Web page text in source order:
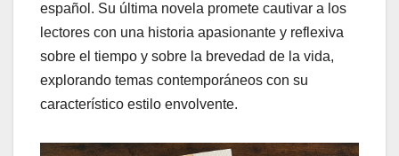
español. Su última novela promete cautivar a los
lectores con una historia apasionante y reflexiva
sobre el tiempo y sobre la brevedad de la vida,
explorando temas contemporáneos con su
característico estilo envolvente.